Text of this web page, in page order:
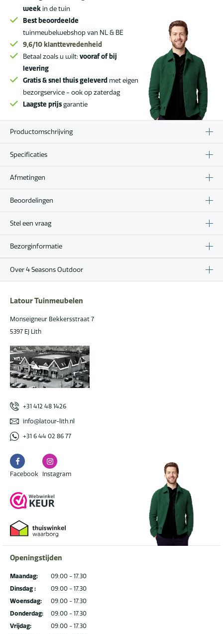
week in de tuin
Best beoordeelde
tuinmeubelwebshop van NL & BE
9,6/10 klanttevredenheid
Betaal zoals u wilt: vooraf of bij
levering
Gratis & snel thuis geleverd met eigen
bezorgservice - ook op zaterdag
Laagste prijsgarantie
Productomschrijving
Specificaties
Afmetingen
Beoordelingen
Stel een vraag
Bezorginformatie
Over 4 Seasons Outdoor
Latour Tuinmeubelen
Monseigneur Bekkersstraat 7
5397 EJ Lith
+31 412 48 1426
info@latour-lith.nl
+31 6 44 02 86 77
Facebook
Facebook
Instagram
Instagram
Openingstijden
Maandag:
Dinsdag :
Woensdag:
Donderdag:
Vrijdag:
09.00 - 17.30
09.00 - 17.30
09.00 - 17.30
09.00 - 17.30
09.00 - 17.30